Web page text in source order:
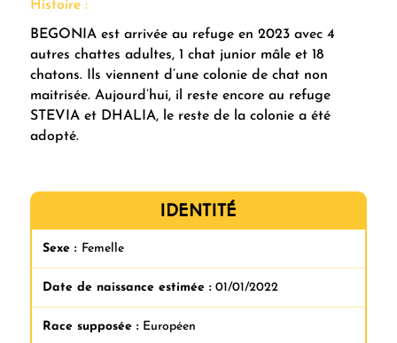
Histoire :
BEGONIA est arrivée au refuge en 2023 avec 4
autres chattes adultes, 1 chat junior mâle et 18
chatons. Ils viennent d’une colonie de chat non
maitrisée. Aujourd’hui, il reste encore au refuge
STEVIA et DHALIA, le reste de la colonie a été
adopté.
IDENTITÉ
Sexe : Femelle
Date de naissance estimée : 01/01/2022
Race supposée : Européen